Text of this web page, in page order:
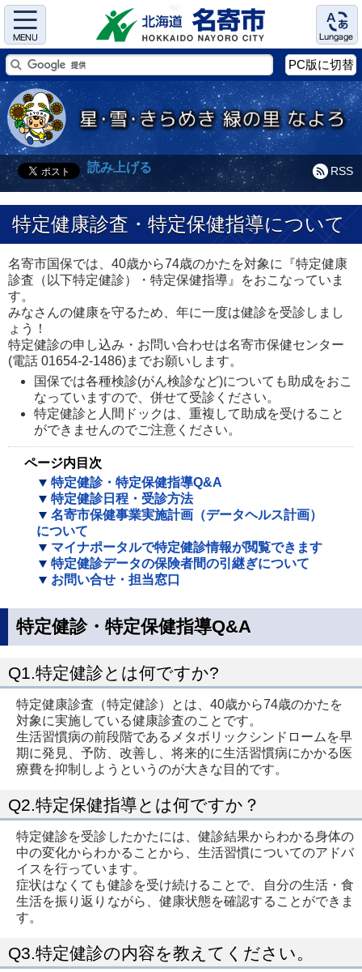
Menu Language
PC版に切替
RSS
読み上げる
特定健康診査・特定保健指導について
名寄市国保では、40歳から74歳のかたを対象に『特定健康
診査（以下特定健診）・特定保健指導』をおこなっていま
す。
みなさんの健康を守るため、年に一度は健診を受診しまし
ょう！
特定健診の申し込み・お問い合わせは名寄市保健センター
(電話 01654-2-1486)までお願いします。
国保では各種検診(がん検診など)についても助成をおこ
なっていますので、併せて受診ください。
特定健診と人間ドックは、重複して助成を受けること
ができませんのでご注意ください。
ページ内目次
特定健診・特定保健指導Q&A
特定健診日程・受診方法
名寄市保健事業実施計画（データヘルス計画）
について
マイナポータルで特定健診情報が閲覧できます
特定健診データの保険者間の引継ぎについて
お問い合せ・担当窓口
特定健診・特定保健指導Q&A
Q1.特定健診とは何ですか?
特定健康診査（特定健診）とは、40歳から74歳のかたを
対象に実施している健康診査のことです。
生活習慣病の前段階であるメタボリックシンドロームを早
期に発見、予防、改善し、将来的に生活習慣病にかかる医
療費を抑制しようというのが大きな目的です。
Q2.特定保健指導とは何ですか？
特定健診を受診したかたには、健診結果からわかる身体の
中の変化からわかることから、生活習慣についてのアドバ
イスを行っています。
症状はなくても健診を受け続けることで、自分の生活・食
生活を振り返りながら、健康状態を確認することができま
す。
Q3.特定健診の内容を教えてください。